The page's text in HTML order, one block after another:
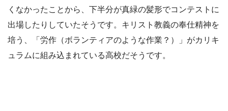
くなかったことから、下半分が真緑の髪形でコンテストに
出場したりしていたそうです。キリスト教義の奉仕精神を
培う、「労作（ボランティアのような作業？）」がカリキ
ュラムに組み込まれている高校だそうです。